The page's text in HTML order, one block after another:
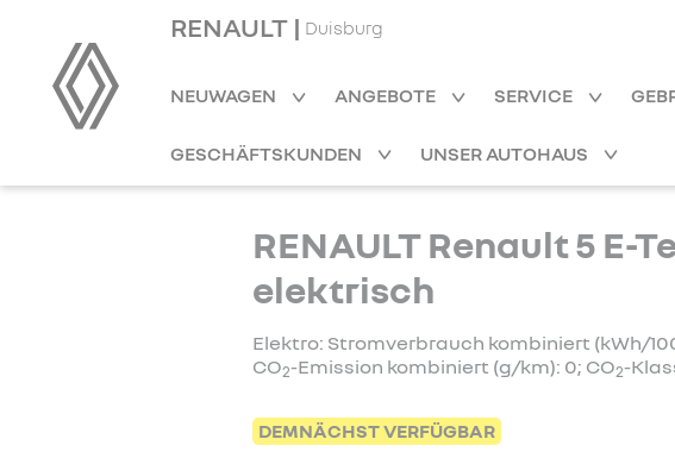
RENAULT | Duisburg
NEUWAGEN ANGEBOTE SERVICE
GESCHÄFTSKUNDEN UNSER AUTOHAUS
RENAULT Renault 5 E-
elektrisch
Elektro: Stromverbrauch kombiniert (kWh/100
CO2-Emission kombiniert (g/km): 0; CO2-
DEMNÄCHST VERFÜGBAR